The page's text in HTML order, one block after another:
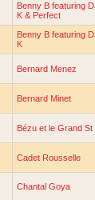
Benny B featuring
K & Perfect
Benny B featuring
K
Bernard Menez
Bernard Minet
Bézu et le Grand St
Cadet Rousselle
Chantal Goya